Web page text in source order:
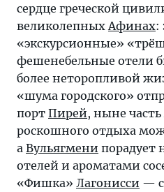
сердце греческой
великолепных Афинах:
«экскурсионные»
фешенебельные отели
более неторопливой
«шума городского»
порт Пирей, ныне
роскошного отдыха
а Вульягмени порадует
отелей и ароматами
«Фишка» Лагонисси —